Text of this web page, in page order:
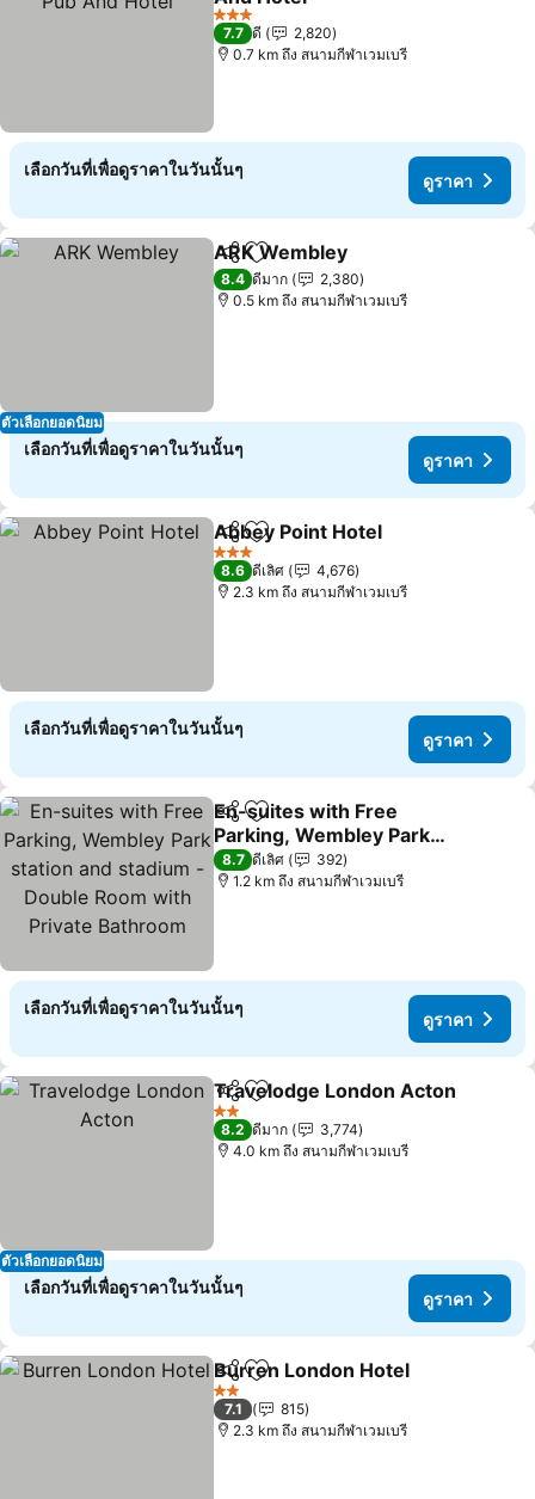
ดูราคา
3 ดาว
7.7 ดี
2,820
0.7 km ถึง สนามกีฬาเวมเบรี
เลือกวันที่เพื่อดูราคาในวันนั้นๆ
ดูราคา
ตัวเลือกยอดนิยม
แชร์ เพิ่มในรายการโปรด
ARK Wembley
8.4 ดีมาก
2,380
0.5 km ถึง สนามกีฬาเวมเบรี
เลือกวันที่เพื่อดูราคาในวันนั้นๆ
ดูราคา
แชร์ เพิ่มในรายการโปรด
Abbey Point Hotel
3 ดาว
8.6 ดีเลิศ
4,676
2.3 km ถึง สนามกีฬาเวมเบรี
เลือกวันที่เพื่อดูราคาในวันนั้นๆ
ดูราคา
แชร์ เพิ่มในรายการโปรด
En-suites with Free
Parking, Wembley Park
station and stadium -
Double Room with Private
ดูราคา
8.7 ดีเลิศ
392
1.2 km ถึง สนามกีฬาเวมเบรี
เลือกวันที่เพื่อดูราคาในวันนั้นๆ
ดูราคา
ตัวเลือกยอดนิยม
แชร์ เพิ่มในรายการโปรด
Travelodge London Acton
2 ดาว
8.2 ดีมาก
3,774
4.0 km ถึง สนามกีฬาเวมเบรี
เลือกวันที่เพื่อดูราคาในวันนั้นๆ
ดูราคา
แชร์ เพิ่มในรายการโปรด
Burren London Hotel
2 ดาว
7.1
815
2.3 km ถึง สนามกีฬาเวมเบรี